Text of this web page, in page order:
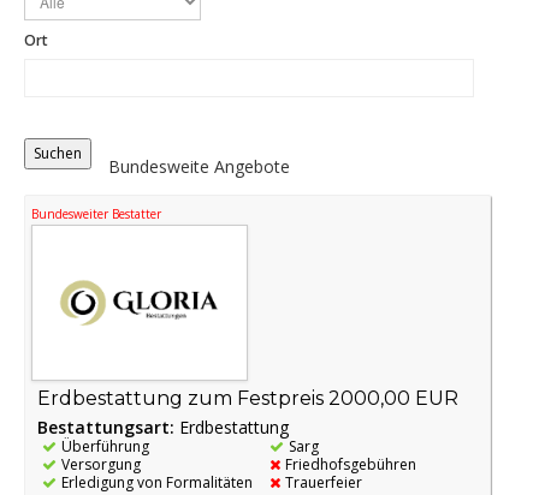
Ort
Bundesweite Angebote
Bundesweiter Bestatter
Erdbestattung zum Festpreis 2000,00 EUR
Bestattungsart: Erdbestattung
Überführung
Versorgung
Erledigung von Formalitäten
Sarg
Friedhofsgebühren
Trauerfeier